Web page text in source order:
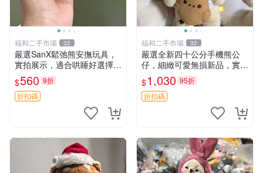
福和二手市場 32
嚴選SanX鬆弛熊安撫玩具，
實拍展示，適合哄睡好選擇
電腦玩具 安撫用品
$560 9折
折扣碼
福和二手市場 32
嚴選全新四十公分手機熊公
仔，細緻可愛無損新品，實拍
展現萌趣風采 潘朵拉 熊抱枕
$1,030 95折
折扣碼